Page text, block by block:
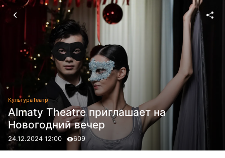
КультураТеатр
Almaty Theatre приглашает на
Новогодний вечер
24.12.2024 12:00 609